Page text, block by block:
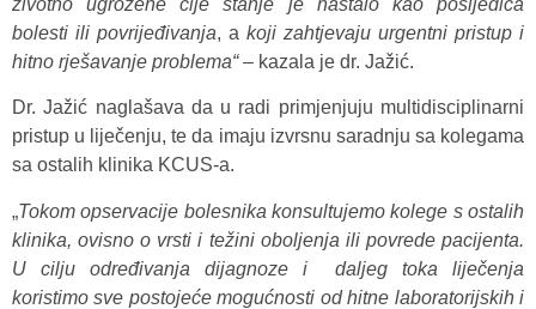
bolesti ili povrijeđivanja, a koji zahtjevaju urgentni pristup i
hitno rješavanje problema“ – kazala je dr. Jažić.
Dr. Jažić naglašava da u radi primjenjuju multidisciplinarni
pristup u liječenju, te da imaju izvrsnu saradnju sa kolegama
sa ostalih klinika KCUS-a.
„Tokom opservacije bolesnika konsultujemo kolege s ostalih
klinika, ovisno o vrsti i težini oboljenja ili povrede pacijenta.
U cilju određivanja dijagnoze i daljeg toka liječenja
koristimo sve postojeće mogućnosti od hitne laboratorijskih i